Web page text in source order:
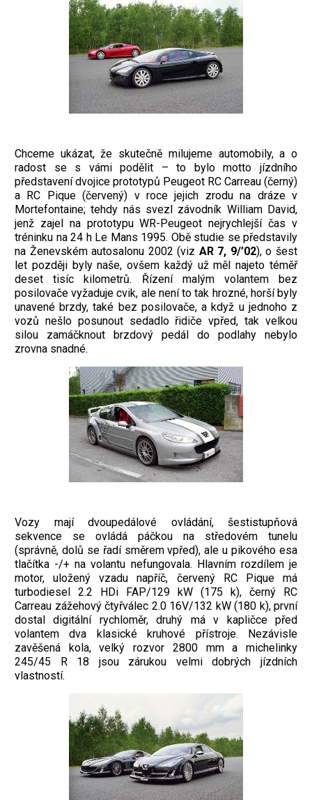
Chceme ukázat, že skutečně milujeme automobily, a o
radost se s vámi podělit – to bylo motto jízdního
představení dvojice prototypů Peugeot RC Carreau (černý)
a RC Pique (červený) v roce jejich zrodu na dráze v
Mortefontaine; tehdy nás svezl závodník William David,
jenž zajel na prototypu WR-Peugeot nejrychlejší čas v
tréninku na 24 h Le Mans 1995. Obě studie se představily
na Ženevském autosalonu 2002 (viz AR 7, 9/’02), o šest
let později byly naše, ovšem každý už měl najeto téměř
deset tisíc kilometrů. Řízení malým volantem bez
posilovače vyžaduje cvik, ale není to tak hrozné, horší byly
unavené brzdy, také bez posilovače, a když u jednoho z
vozů nešlo posunout sedadlo řidiče vpřed, tak velkou
silou zamáčknout brzdový pedál do podlahy nebylo
zrovna snadné.
Vozy mají dvoupedálové ovládání, šestistupňová
sekvence se ovládá páčkou na středovém tunelu
(správně, dolů se řadí směrem vpřed), ale u pikového esa
tlačítka -/+ na volantu nefungovala. Hlavním rozdílem je
motor, uložený vzadu napříč, červený RC Pique má
turbodiesel 2.2 HDi FAP/129 kW (175 k), černý RC
Carreau zážehový čtyřválec 2.0 16V/132 kW (180 k), první
dostal digitální rychloměr, druhý má v kapličce před
volantem dva klasické kruhové přístroje. Nezávisle
zavěšená kola, velký rozvor 2800 mm a michelinky
245/45 R 18 jsou zárukou velmi dobrých jízdních
vlastností.